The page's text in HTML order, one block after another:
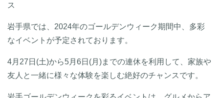
ス
岩手県では、2024年のゴールデンウィーク期間中、多彩
なイベントが予定されております。
4月27日(土)から5月6日(月)までの連休を利用して、家族や
友人と一緒に様々な体験を楽しむ絶好のチャンスです。